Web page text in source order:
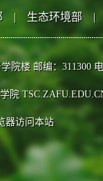
| 生态环境部 |
楼 邮编：311300
院
器访问本站